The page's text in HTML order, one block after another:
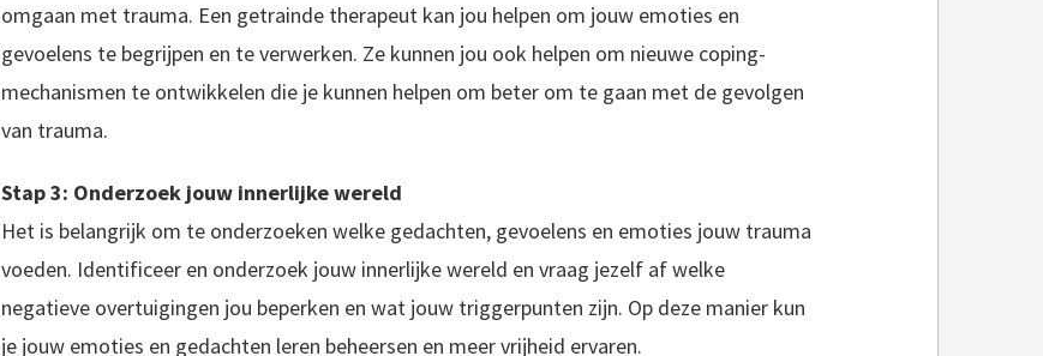
omgaan met trauma. Een getrainde therapeut kan jou helpen om jouw emoties en
gevoelens te begrijpen en te verwerken. Ze kunnen jou ook helpen om nieuwe coping-
mechanismen te ontwikkelen die je kunnen helpen om beter om te gaan met de gevolgen
van trauma.
Stap 3: Onderzoek jouw innerlijke wereld
Het is belangrijk om te onderzoeken welke gedachten, gevoelens en emoties jouw trauma
voeden. Identificeer en onderzoek jouw innerlijke wereld en vraag jezelf af welke
negatieve overtuigingen jou beperken en wat jouw triggerpunten zijn. Op deze manier kun
je jouw emoties en gedachten leren beheersen en meer vrijheid ervaren.